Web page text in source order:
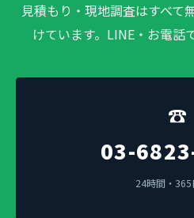
見積もり・現地調査はすべて
けています。LINE・お電話
☎
03-
24時間・365